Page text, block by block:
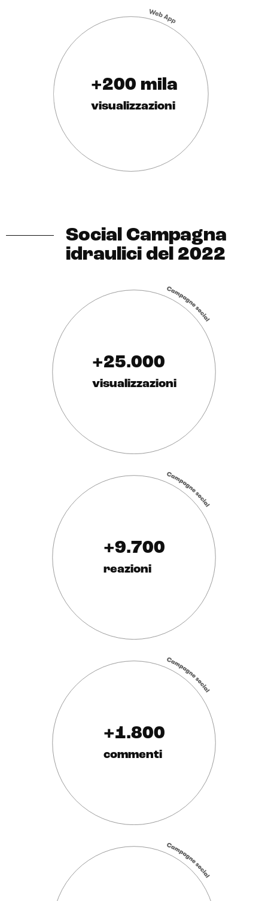
+200 mila
visualizzazioni
Social Campagna
idraulici del 2022
+25.000
visualizzazioni
+9.700
reazioni
+1.800
commenti